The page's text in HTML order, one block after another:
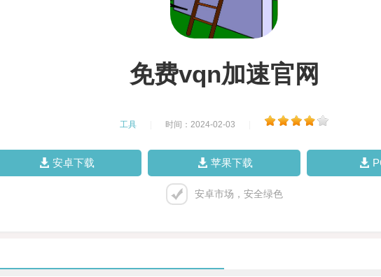
免费vqn加速官网
工具 时间：2024-02-03
安卓下载 苹果下载
安卓市场，安全绿色